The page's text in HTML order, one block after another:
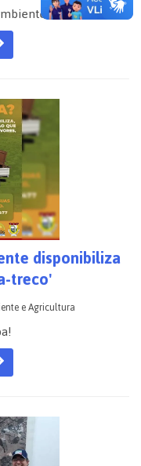
disponibiliza
treco'
e Agricultura